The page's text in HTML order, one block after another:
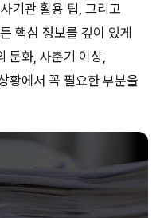
기관 활용 팁, 그리고
핵심 정보를 깊이 있게
둔화, 사춘기 이상,
황에서 꼭 필요한 부분을